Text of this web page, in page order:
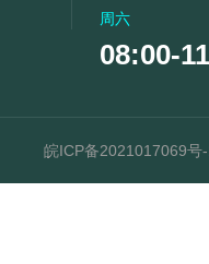
周六
08:00-
皖ICP备2021017069号-